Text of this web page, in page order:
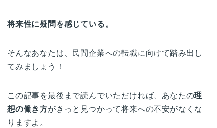
将来性に疑問を感じている。
そんなあなたは、民間企業への転職に向けて踏み出し
てみましょう！
この記事を最後まで読んでいただければ、あなたの理
想の働き方がきっと見つかって将来への不安がなくな
りますよ。